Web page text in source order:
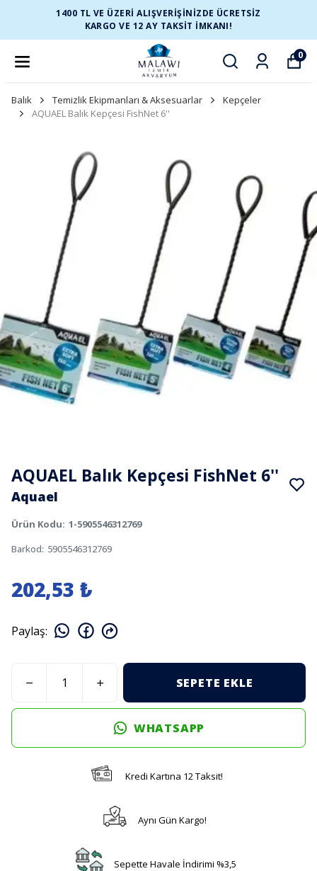
1400 TL VE ÜZERİ ALIŞVERİŞİNİZDE ÜCRETSİZ
KARGO VE 12 AY TAKSİT İMKANI!
0
Balık Temizlik Ekipmanları & Aksesuarlar
Kepçeler
AQUAEL Balık Kepçesi FishNet 6''
AQUAEL Balık Kepçesi FishNet 6''
Aquael
Ürün Kodu: 1-5905546312769
Barkod: 5905546312769
202,53 ₺
Paylaş:
SEPETE EKLE
WHATSAPP
Kredi Kartına 12 Taksit!
Aynı Gün Kargo!
Sepette Havale İndirimi %3,5